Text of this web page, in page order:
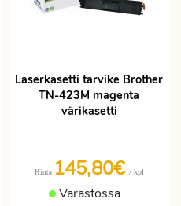
Laserkasetti tarvike Brother
TN-423M magenta
värikasetti
Hinta 145,80€ / kpl
Varastossa